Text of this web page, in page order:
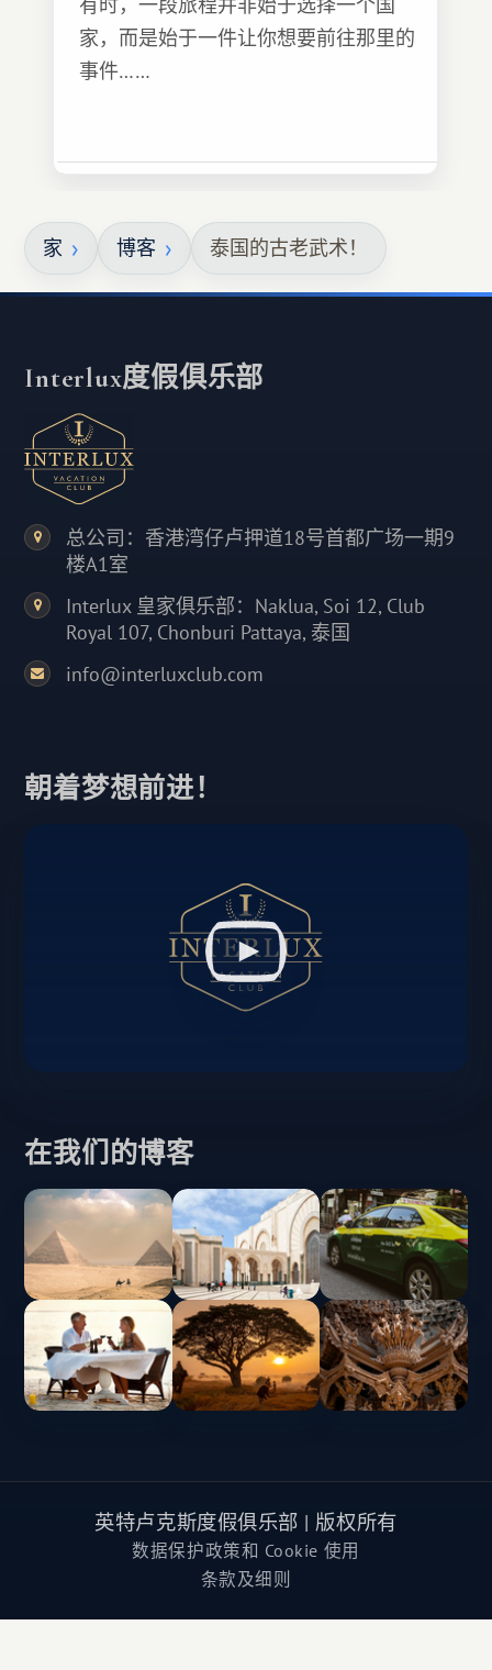
家，而是始于一件让你想要前往那里的
事件……
家 博客 泰国的古老武术！
Interlux度假俱乐部
总公司：香港湾仔卢押道18号首都广场一期9
楼A1室
Interlux 皇家俱乐部：Naklua, Soi 12, Club
Royal 107, Chonburi Pattaya, 泰国
info@interluxclub.com
朝着梦想前进！
在我们的博客
英特卢克斯度假俱乐部 | 版权所有
数据保护政策和 Cookie 使用
条款及细则